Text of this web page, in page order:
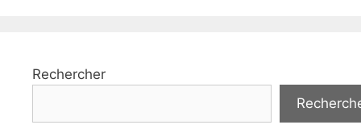
Rechercher